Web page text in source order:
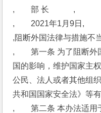
,　　部 长　　　,
,　　2021年1月9日,
,阻断外国法律与措施不
,　　第一条 为了阻断
国的影响，维护国家主
公民、法人或者其他组
共和国国家安全法》等
,　　第二条 本办法适